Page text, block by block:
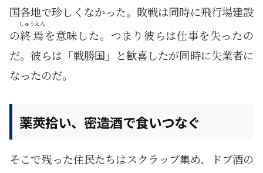
国各地で珍しくなかった。敗戦は同時に飛行場建設
の終焉
しゅうえん
を意味した。つまり彼らは仕事を失ったの
だ。彼らは「戦勝国」と歓喜したが同時に失業者に
なったのだ。
薬莢拾い、密造酒で食いつなぐ
そこで残った住民たちはスクラップ集め、ドブ酒の